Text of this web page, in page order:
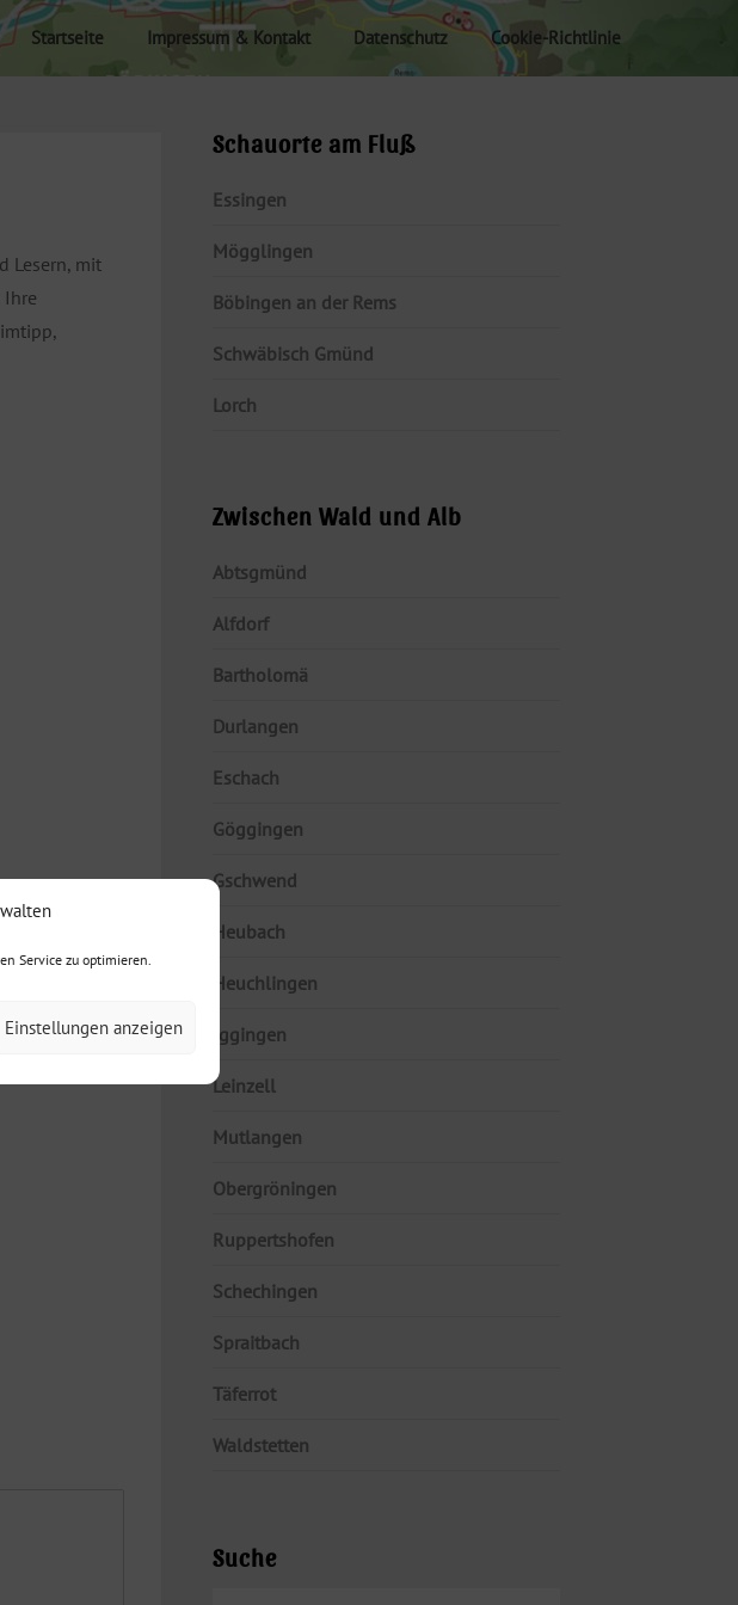
Service zu optimieren.
Einstellungen anzeigen
Startseite Impressum & Kontakt Datenschutz Cookie-Richtlinie
Lesern, mit
Schauorte am Fluß
Essingen
Mögglingen
Böbingen an der Rems
Schwäbisch Gmünd
Lorch
Zwischen Wald und Alb
Abtsgmünd
Alfdorf
Bartholomä
Durlangen
Eschach
Göggingen
Gschwend
Heubach
Heuchlingen
Iggingen
Leinzell
Mutlangen
Obergröningen
Ruppertshofen
Schechingen
Spraitbach
Täferrot
Waldstetten
Suche